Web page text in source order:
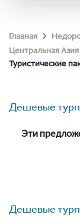
Главная
Центральная Азия
Туристические
Дешевые
Эти
Дешевые